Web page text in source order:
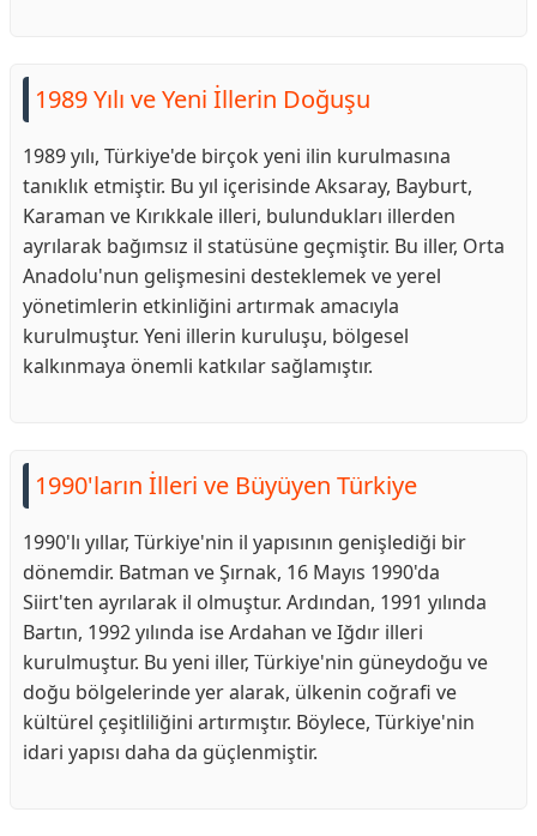
1989 Yılı ve Yeni İllerin Doğuşu
1989 yılı, Türkiye'de birçok yeni ilin kurulmasına
tanıklık etmiştir. Bu yıl içerisinde Aksaray, Bayburt,
Karaman ve Kırıkkale illeri, bulundukları illerden
ayrılarak bağımsız il statüsüne geçmiştir. Bu iller, Orta
Anadolu'nun gelişmesini desteklemek ve yerel
yönetimlerin etkinliğini artırmak amacıyla
kurulmuştur. Yeni illerin kuruluşu, bölgesel
kalkınmaya önemli katkılar sağlamıştır.
1990'ların İlleri ve Büyüyen Türkiye
1990'lı yıllar, Türkiye'nin il yapısının genişlediği bir
dönemdir. Batman ve Şırnak, 16 Mayıs 1990'da
Siirt'ten ayrılarak il olmuştur. Ardından, 1991 yılında
Bartın, 1992 yılında ise Ardahan ve Iğdır illeri
kurulmuştur. Bu yeni iller, Türkiye'nin güneydoğu ve
doğu bölgelerinde yer alarak, ülkenin coğrafi ve
kültürel çeşitliliğini artırmıştır. Böylece, Türkiye'nin
idari yapısı daha da güçlenmiştir.